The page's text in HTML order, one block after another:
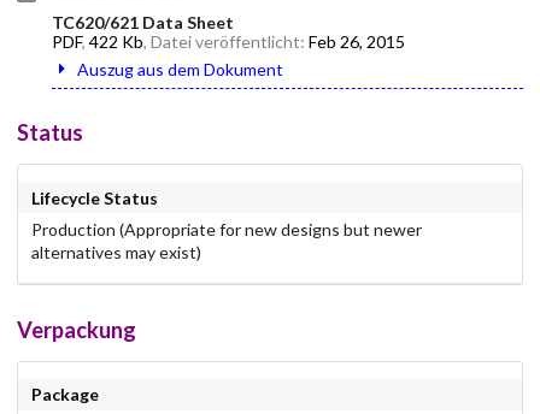
TC620/621 Data Sheet
PDF, 422 Kb, Datei veröffentlicht: Feb 26, 2015
Auszug aus dem Dokument
Status
Lifecycle Status
Production (Appropriate for new designs but newer
alternatives may exist)
Verpackung
Package